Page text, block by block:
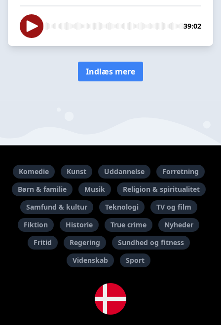
39:02
Indlæs mere
Komedie Kunst Uddannelse
Forretning
Børn & familie
Musik
Religion & spiritualitet
Samfund & kultur
Teknologi
TV og film
Fiktion
Historie True crime
Nyheder
Fritid
Regering
Sundhed og fitness
Videnskab
Sport